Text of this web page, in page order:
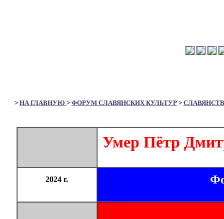
> НА ГЛАВНУЮ > ФОРУМ СЛАВЯНСКИХ КУЛЬТУР >
Умер Пётр
2024 г.